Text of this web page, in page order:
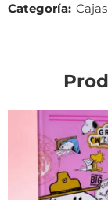
Categoría: